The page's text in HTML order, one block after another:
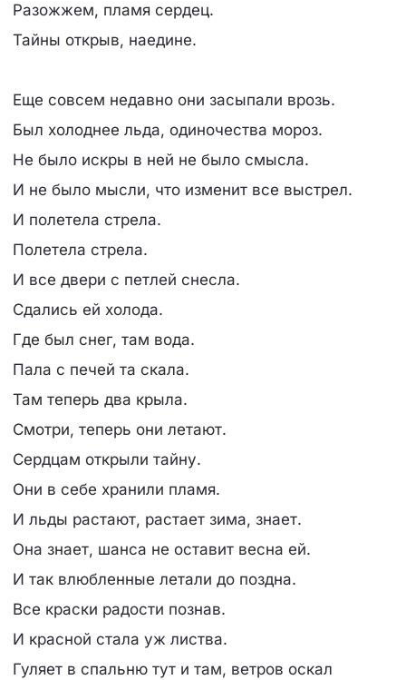
Разожжем, пламя сердец.
Тайны открыв, наедине.
Еще совсем недавно они засыпали врозь.
Был холоднее льда, одиночества мороз.
Не было искры в ней не было смысла.
И не было мысли, что изменит все выстрел.
И полетела стрела.
Полетела стрела.
И все двери с петлей снесла.
Сдались ей холода.
Где был снег, там вода.
Пала с печей та скала.
Там теперь два крыла.
Смотри, теперь они летают.
Сердцам открыли тайну.
Они в себе хранили пламя.
И льды растают, растает зима, знает.
Она знает, шанса не оставит весна ей.
И так влюбленные летали до поздна.
Все краски радости познав.
И красной стала уж листва.
Гуляет в спальню тут и там, ветров оскал